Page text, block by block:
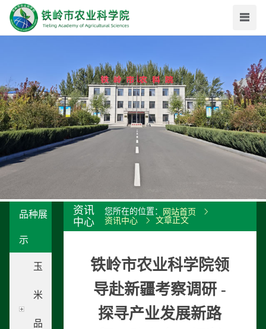
品种展
示
玉
米
品
资讯
中心
您所在的位置：
网站首页
资讯中心
文章正文
铁岭市农业科学院领
导赴新疆考察调研 -
探寻产业发展新路